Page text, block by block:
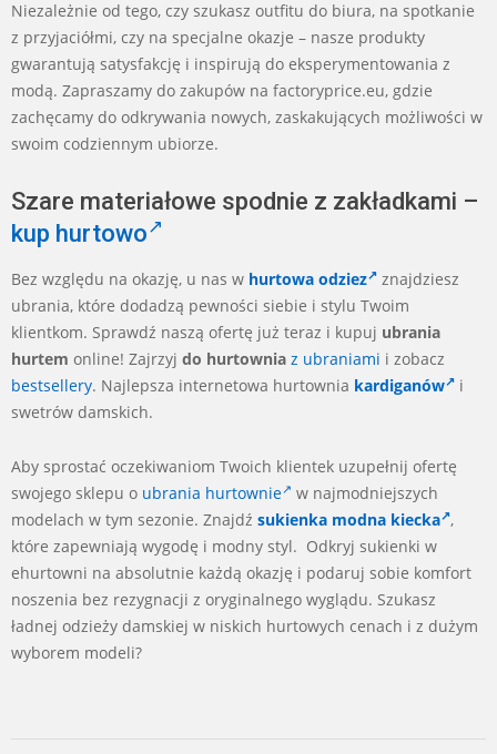
Niezależnie od tego, czy szukasz outfitu do biura, na spotkanie
z przyjaciółmi, czy na specjalne okazje – nasze produkty
gwarantują satysfakcję i inspirują do eksperymentowania z
modą. Zapraszamy do zakupów na factoryprice.eu, gdzie
zachęcamy do odkrywania nowych, zaskakujących możliwości w
swoim codziennym ubiorze.
Szare materiałowe spodnie z zakładkami –
kup hurtowo
Bez względu na okazję, u nas w hurtowa odziez
znajdziesz
ubrania, które dodadzą pewności siebie i stylu Twoim
klientkom. Sprawdź naszą ofertę już teraz i kupuj ubrania
hurtem online! Zajrzyj do hurtownia z ubraniami i zobacz
bestsellery. Najlepsza internetowa hurtownia kardiganów
i
swetrów damskich.
Aby sprostać oczekiwaniom Twoich klientek uzupełnij ofertę
swojego sklepu o ubrania hurtownie
w najmodniejszych
modelach w tym sezonie. Znajdź sukienka modna kiecka ,
które zapewniają wygodę i modny styl. Odkryj sukienki w
ehurtowni na absolutnie każdą okazję i podaruj sobie komfort
noszenia bez rezygnacji z oryginalnego wyglądu. Szukasz
ładnej odzieży damskiej w niskich hurtowych cenach i z dużym
wyborem modeli?